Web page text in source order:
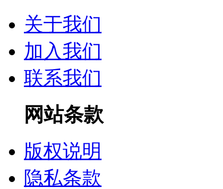
关于我们
加入我们
联系我们
网站条款
版权说明
隐私条款